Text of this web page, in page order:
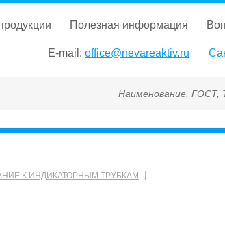
полезная информация
E-mail: office@nevareaktiv.ru
Наименование, ГОСТ, ТУ,
К ИНДИКАТОРНЫМ ТРУБКАМ